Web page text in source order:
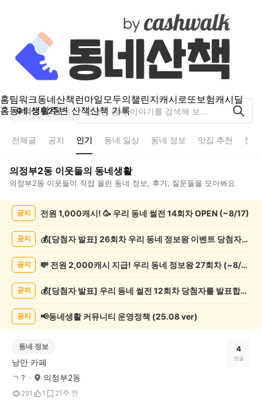
홈팀워크동네산책 런마일모두의챌린지캐시로또보험캐시딜
홈동네 생활주변 산책산책 기록
의정부2동
전체글 공지 인기 동네 일상 동네 정보 맛집 추천 분
의정부2동 이웃들의 동네생활
의정부2동 이웃들이 직접 올린 동네 정보, 후기, 질문들을 모아봐요
목
공지 전원 1,000캐시! 🥳 우리 동네 썰전 14회차 OPEN (~8/17)
공지 💰[당첨자 발표] 26회차 우리 동네 정보왕 이벤트 당첨자를 발표합니다!
공지 💸 전원 2,000캐시 지급! 우리 동네 정보왕 27회차 (~8/10)
공지 💰[당첨자 발표] 우리 동네 썰전 12회차 당첨자를 발표합니다!
공지 📢동네생활 커뮤니티 운영정책 (25.08 ver)
동네 정보
낭만 카페
ㄱ ? 의정부2동
291 1 21주 전
4
댓글